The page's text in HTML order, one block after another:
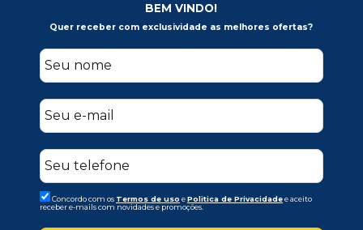
BEM VINDO!
Quer receber com exclusividade as melhores ofertas?
Concordo com os Termos de uso ePolitica de Privacidadee aceito
receber e-mails com novidades e promoções.